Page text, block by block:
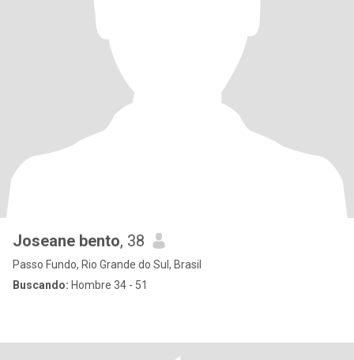
Joseane bento, 38
Passo Fundo, Rio Grande do Sul, Brasil
Buscando: Hombre 34 - 51